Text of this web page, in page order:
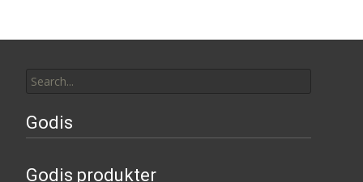
for:
Godis
Godis produkter